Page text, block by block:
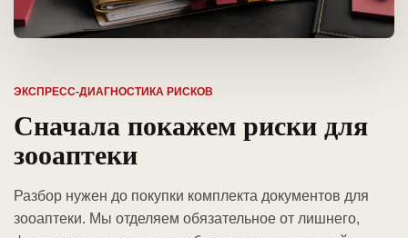
ЭКСПРЕСС-ДИАГНОСТИКА РИСКОВ
Сначала покажем риски для
зооаптеки
Разбор нужен до покупки комплекта документов для
зооаптеки. Мы отделяем обязательное от лишнего,